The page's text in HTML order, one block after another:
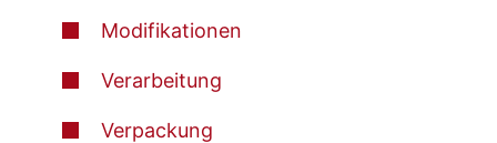
Modifikationen
Verarbeitung
Verpackung